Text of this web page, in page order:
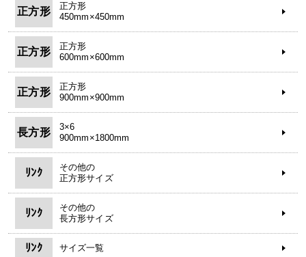
正方形
正方形
450mm×450mm
正方形
正方形
600mm×600mm
正方形
正方形
900mm×900mm
長方形
3×6
900mm×1800mm
ﾘﾝｸ
その他の
正方形サイズ
ﾘﾝｸ
その他の
長方形サイズ
ﾘﾝｸ サイズ一覧